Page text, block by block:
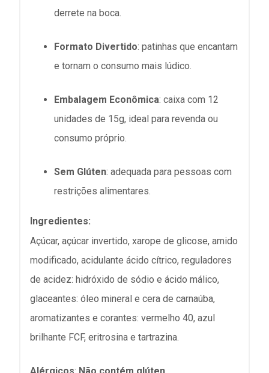
derrete na boca.
Formato Divertido: patinhas que encantam
e tornam o consumo mais lúdico.
Embalagem Econômica: caixa com 12
unidades de 15g, ideal para revenda ou
consumo próprio.
Sem Glúten: adequada para pessoas com
restrições alimentares.
Ingredientes:
Açúcar, açúcar invertido, xarope de glicose, amido
modificado, acidulante ácido cítrico, reguladores
de acidez: hidróxido de sódio e ácido málico,
glaceantes: óleo mineral e cera de carnaúba,
aromatizantes e corantes: vermelho 40, azul
brilhante FCF, eritrosina e tartrazina.